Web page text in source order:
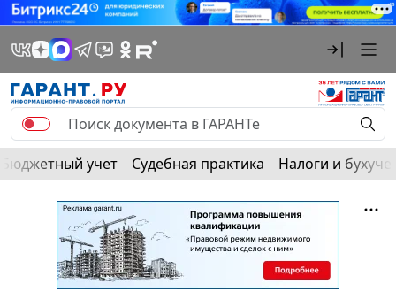
Бюджетный учет Судебная практика Налоги и